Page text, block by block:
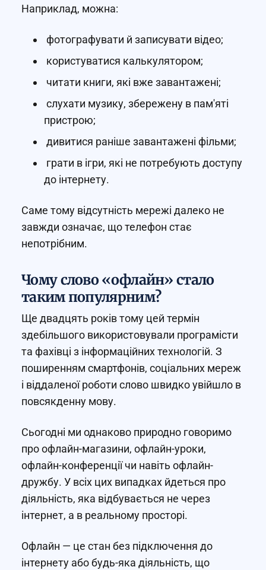
Наприклад, можна:
фотографувати й записувати відео;
користуватися калькулятором;
читати книги, які вже завантажені;
слухати музику, збережену в пам'яті
пристрою;
дивитися раніше завантажені фільми;
грати в ігри, які не потребують доступу
до інтернету.
Саме тому відсутність мережі далеко не
завжди означає, що телефон стає
непотрібним.
Чому слово «офлайн» стало
таким популярним?
Ще двадцять років тому цей термін
здебільшого використовували програмісти
та фахівці з інформаційних технологій. З
поширенням смартфонів, соціальних мереж
і віддаленої роботи слово швидко увійшло в
повсякденну мову.
Сьогодні ми однаково природно говоримо
про офлайн-магазини, офлайн-уроки,
офлайн-конференції чи навіть офлайн-
дружбу. У всіх цих випадках йдеться про
діяльність, яка відбувається не через
інтернет, а в реальному просторі.
Офлайн — це стан без підключення до
інтернету або будь-яка діяльність, що